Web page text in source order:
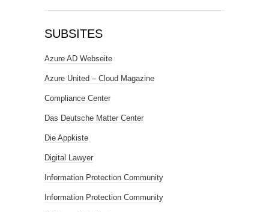
SUBSITES
Azure AD Webseite
Azure United – Cloud Magazine
Compliance Center
Das Deutsche Matter Center
Die Appkiste
Digital Lawyer
Information Protection Community
Information Protection Community